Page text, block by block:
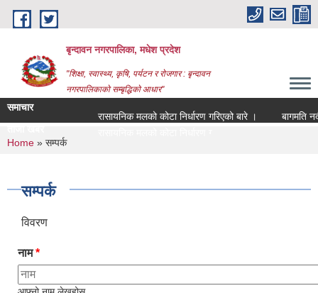
Skip to main content
बृन्दावन नगरपालिका, मधेश प्रदेश
"शिक्षा, स्वास्थ्य, कृषि, पर्यटन र रोजगार : बृन्दावन
नगरपालिकाको सम्बृद्धिको आधार"
समाचार
रासायनिक मलको कोटा निर्धारण गरिएको बारे ।
बागमति
You are here
Home » सम्पर्क
सम्पर्क
विवरण
नाम*